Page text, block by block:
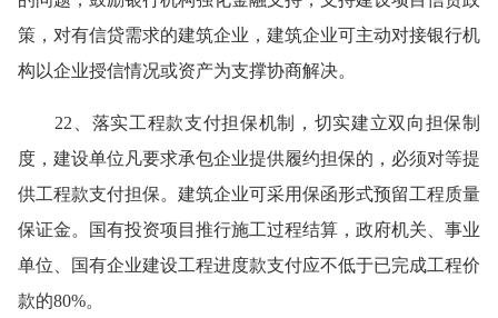
策，对有信贷需求的建筑企业，建筑企业可主动对接银行机
构以企业授信情况或资产为支撑协商解决。
22、落实工程款支付担保机制，切实建立双向担保制
度，建设单位凡要求承包企业提供履约担保的，必须对等提
供工程款支付担保。建筑企业可采用保函形式预留工程质量
保证金。国有投资项目推行施工过程结算，政府机关、事业
单位、国有企业建设工程进度款支付应不低于已完成工程价
款的80%。